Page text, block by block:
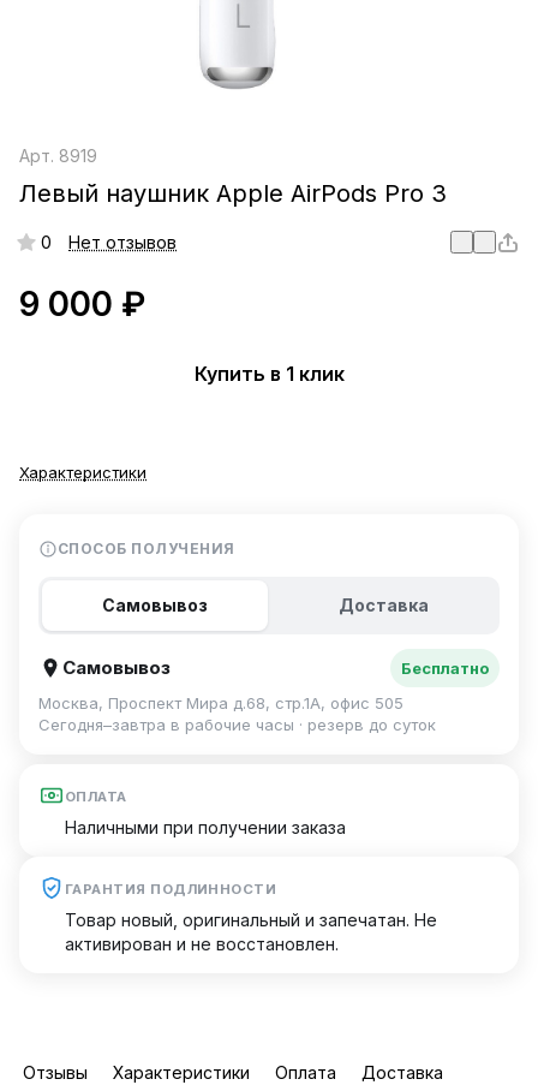
Арт. 8919
Левый наушник Apple AirPods Pro 3
0 Нет отзывов
9 000 ₽
Купить в 1 клик
Характеристики
СПОСОБ ПОЛУЧЕНИЯ
Самовывоз Доставка
Самовывоз
Бесплатно
Москва, Проспект Мира д.68, стр.1А, офис 505
Сегодня–завтра в рабочие часы · резерв до суток
ОПЛАТА
Наличными при получении заказа
ГАРАНТИЯ ПОДЛИННОСТИ
Товар новый, оригинальный и запечатан. Не
активирован и не восстановлен.
Отзывы Характеристики Оплата Доставка